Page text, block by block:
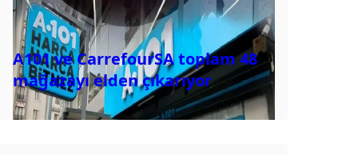
A101 ve CarrefourSA toplam 48
mağazayı elden çıkarıyor